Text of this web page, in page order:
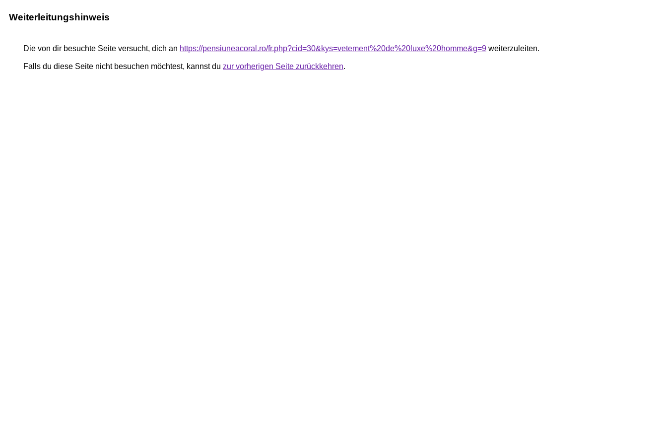
Weiterleitungshinweis
Die von dir besuchte Seite versucht, dich an https://pensiuneacoral.ro/fr.php?cid=30&kys=vetement%20de%20luxe%20homme&g=9 weiterzuleiten.
Falls du diese Seite nicht besuchen möchtest, kannst du zur vorherigen Seite zurückkehren.